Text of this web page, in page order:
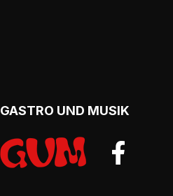
GASTRO UND MUSIK